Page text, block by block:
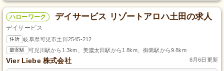
ハローワーク デイサービス リゾートアロハ土田の求人
デイサービス
住所 岐阜県可児市土田2545-212
最寄駅 可児川駅から1.3km、美濃太田駅から1.8km、御嵩駅から9.8km
Vier Liebe 株式会社 8月6日更新